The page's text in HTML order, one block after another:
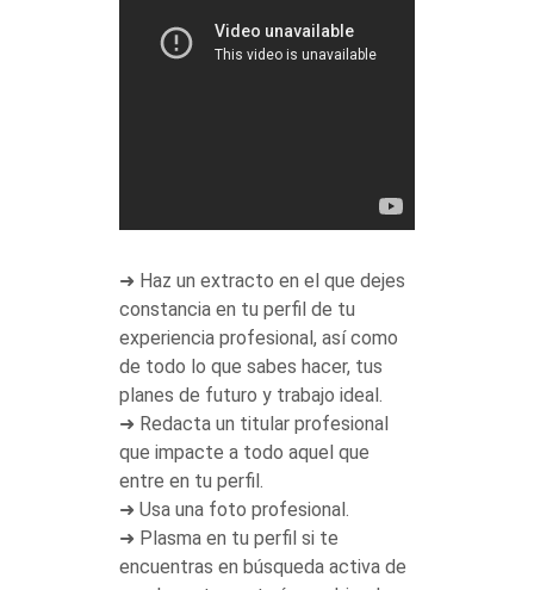
➜ Haz un extracto en el que dejes
constancia en tu perfil de tu
experiencia profesional, así como
de todo lo que sabes hacer, tus
planes de futuro y trabajo ideal.
➜ Redacta un titular profesional
que impacte a todo aquel que
entre en tu perfil.
➜ Usa una foto profesional.
➜ Plasma en tu perfil si te
encuentras en búsqueda activa de